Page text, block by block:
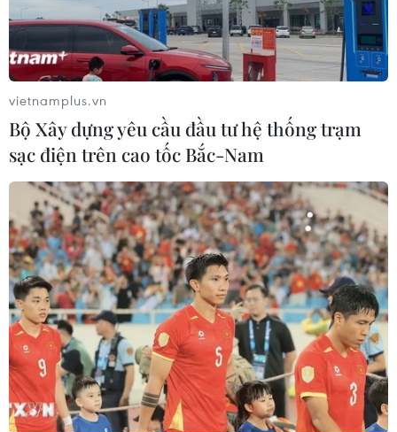
trên biển gần 4 thập kỷ
Chai thủy tinh do các học sinh trường trung học Choshi
của Nhật Bản thả xuống biển cách đây gần 40 năm, đã
được một bé gái phát hiện khi nó trôi dạt vào bờ biển
Hawaii.
vietnamplus.vn
Bộ Xây dựng yêu cầu đầu tư hệ thống trạm
sạc điện trên cao tốc Bắc-Nam